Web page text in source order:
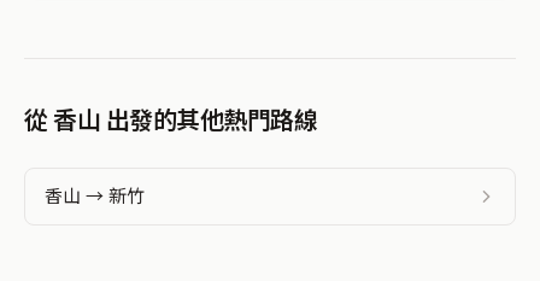
從 香山 出發的其他熱門路線
香山 → 新竹